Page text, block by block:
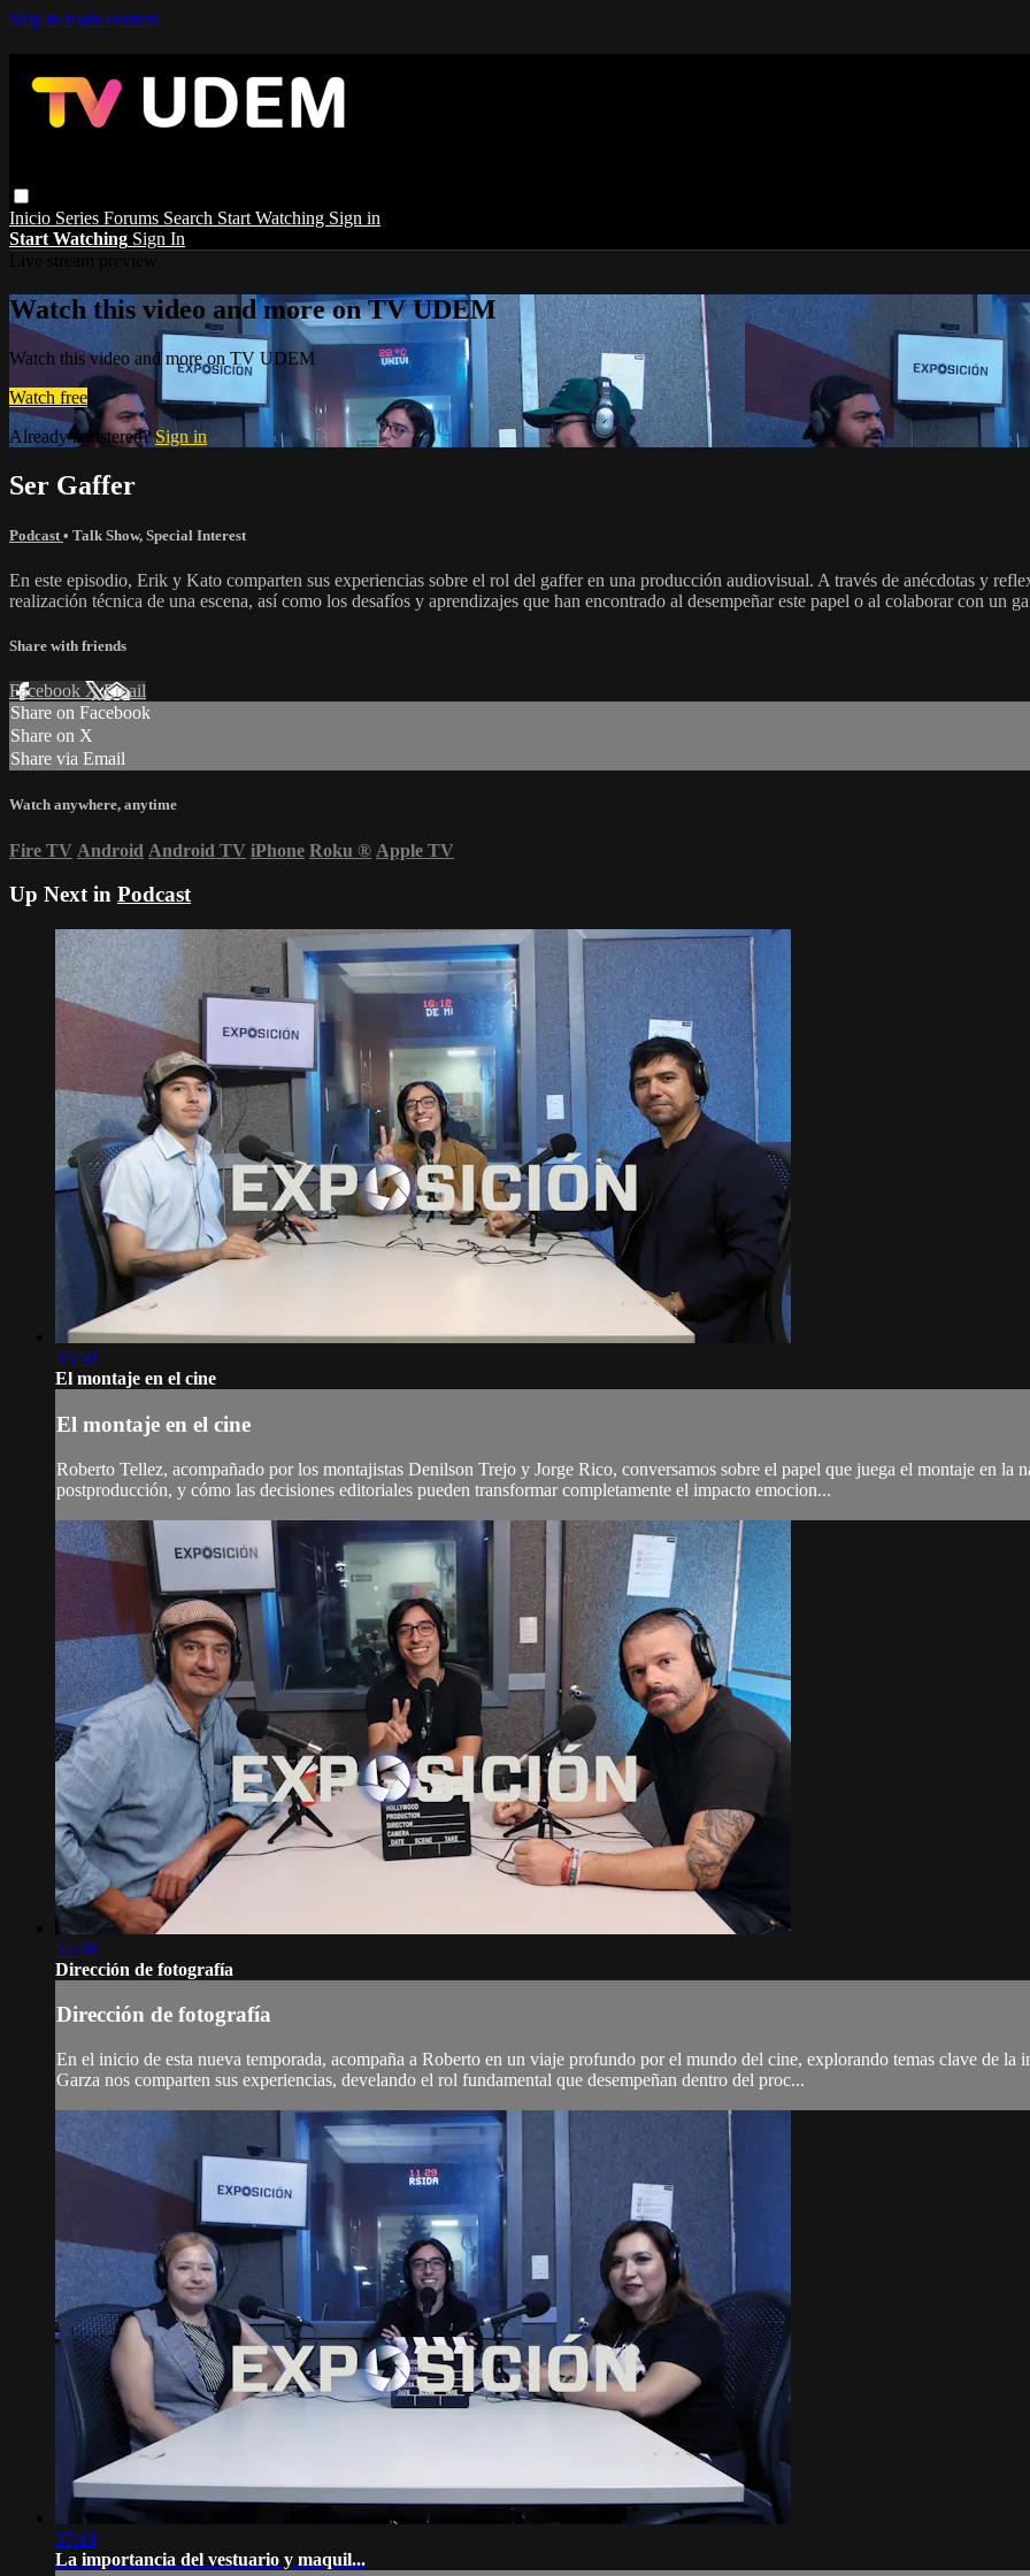
Skip to main content
Inicio Series Forums Search Start Watching Sign in
Start Watching Sign In
Watch this video and more on TV UDEM
Watch this video and more on TV UDEM
Watch free
Already registered?Sign in
Ser Gaffer
Podcast • Talk Show, Special Interest
En este episodio, Erik y Kato comparten sus experiencias sobre el rol del gaffer en una producción audiovisual. A través de anécdotas y
realización técnica de una escena, así como los desafíos y aprendizajes que han encontrado al desempeñar este papel o al colaborar con un
Share with friends
Facebook XEmail
Share on Facebook
Share on X
Share via Email
Watch anywhere, anytime
Fire TV Android Android TV iPhone Roku ® Apple TV
Up Next in Podcast
35:50
El montaje en el cine
El montaje en el cine
Roberto Tellez, acompañado por los montajistas Denilson Trejo y Jorge Rico, conversamos sobre el papel que juega el montaje en la
postproducción, y cómo las decisiones editoriales pueden transformar completamente el impacto emocion...
55:38
Dirección de fotografía
Dirección de fotografía
En el inicio de esta nueva temporada, acompaña a Roberto en un viaje profundo por el mundo del cine, explorando temas clave de
Garza nos comparten sus experiencias, develando el rol fundamental que desempeñan dentro del proc...
37:19
La importancia del vestuario y maquil...